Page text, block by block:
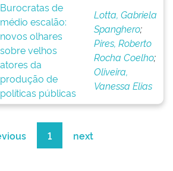
Burocratas de
médio escalão:
novos olhares
sobre velhos
atores da
produção de
políticas públicas
Lotta, Gabriela
Spanghero;
Pires, Roberto
Rocha Coelho;
Oliveira,
Vanessa Elias
1 next